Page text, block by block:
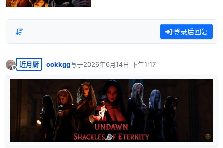
登录后回复
离线
近月厨 ookkgg写于2026年6月14日 下午1:17
最后由 编辑